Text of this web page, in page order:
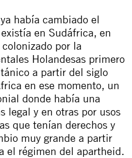
había cambiado el
en Sudáfrica, en
por la
Holandesas primero
a partir del siglo
en ese momento, un
donde había una
legal y en otras por usos
que tenían derechos y
muy grande a partir
el régimen del apartheid.